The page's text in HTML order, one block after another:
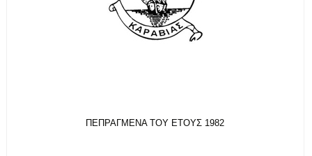
ΠΕΠΡΑΓΜΕΝΑ ΤΟΥ ΕΤΟΥΣ 1982